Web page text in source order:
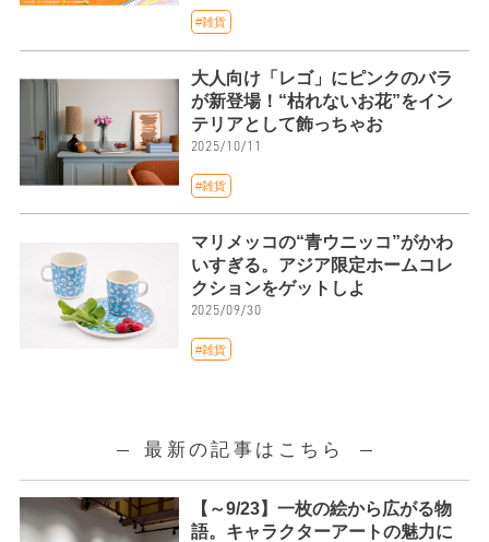
#雑貨
大人向け「レゴ」にピンクのバラ
が新登場！“枯れないお花”をイン
テリアとして飾っちゃお
2025/10/11
#雑貨
マリメッコの“青ウニッコ”がかわ
いすぎる。アジア限定ホームコレ
クションをゲットしよ
2025/09/30
#雑貨
最新の記事はこちら
【～9/23】一枚の絵から広がる物
語。キャラクターアートの魅力に